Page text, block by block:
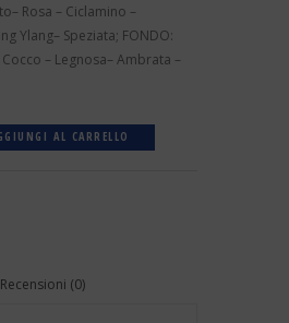
Rosa – Ciclamino –
Ylang– Speziata; FONDO:
– Legnosa– Ambrata –
AL CARRELLO
Recensioni (0)